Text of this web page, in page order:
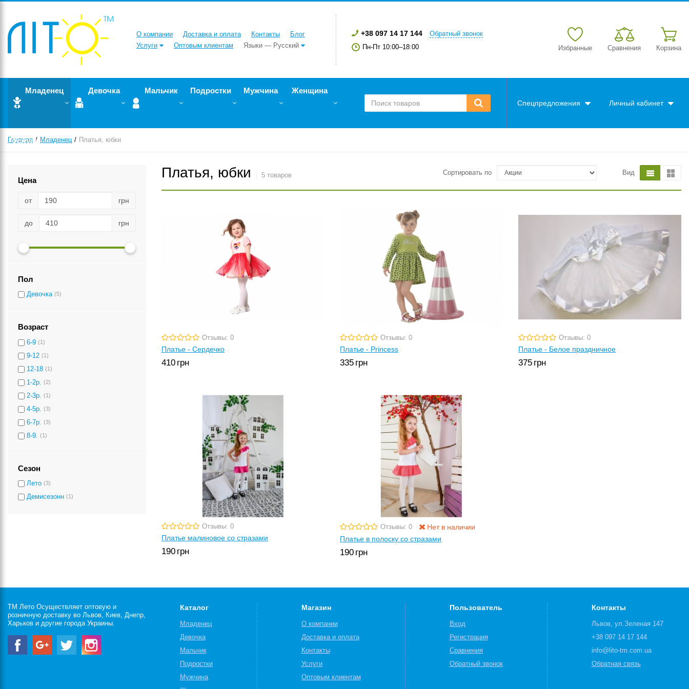
О компании Доставка и оплата Контакты
Блог
Услуги
Оптовым клиентам Языки — Русский
+38 097 14 17 144
Обратный звонок
Пн-Пт 10:00–18:00
Избранные Сравнения Корзина
Младенец Девочка Мальчик Подростки Мужчина Женщина
Услуги
Спецпредложения Личный кабинет
Главная Младенец Платья, юбки
Цена
от грн
до грн
Пол
Девочка (5)
Возраст
6-9 (1)
9-12 (1)
12-18 (1)
1-2р. (2)
2-3р. (1)
4-5р. (3)
6-7р. (3)
8-9. (1)
Сезон
Лето (3)
Демисезонн (1)
Платья, юбки 5 товаров Сортировать по Вид
Отзывы: 0
Платье - Сердечко
410 грн
Отзывы: 0
Платье - Princess
335 грн
Отзывы: 0
Платье - Белое праздничное
375 грн
Отзывы: 0
Платье малиновое со стразами
190 грн
Отзывы: 0
Нет в наличии
Платье в полоску со стразами
190 грн
ТМ Лето Осуществляет оптовую и
розничную доставку во Львов, Киев, Днепр,
Харьков и другие города Украины.
Каталог
Младенец
Девочка
Мальчик
Подростки
Мужчина
Магазин
О компании
Доставка и оплата
Контакты
Услуги
Оптовым клиентам
Пользователь
Вход
Регистрация
Сравнения
Обратный звонок
Контакты
Львов, ул.Зеленая 147
+38 097 14 17 144
info@lito-tm.com.ua
Обратная связь